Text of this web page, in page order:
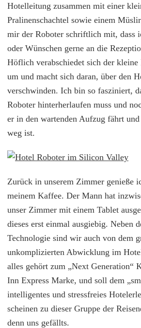
Hotelleitung zusammen mit einer
Pralinenschachtel sowie einem
mir der Roboter schriftlich mit, dass
oder Wünschen gerne an die
Höflich verabschiedet sich der kleine
um und macht sich daran, über den
verschwinden. Ich bin so fasziniert,
Roboter hinterherlaufen muss und
er in den wartenden Aufzug fährt
weg ist.
Zurück in unserem Zimmer genieße
meinem Kaffee. Der Mann hat
unser Zimmer mit einem Tablet
dieses erst einmal ausgiebig. Neben
Technologie sind wir auch von dem
unkomplizierten Abwicklung im
alles gehört zum „Next Generation“
Inn Express Marke, und soll dem
intelligentes und stressfreies
scheinen zu dieser Gruppe der
denn uns gefällts.